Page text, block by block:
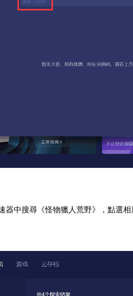
器中搜尋《怪物獵人荒野》，點選